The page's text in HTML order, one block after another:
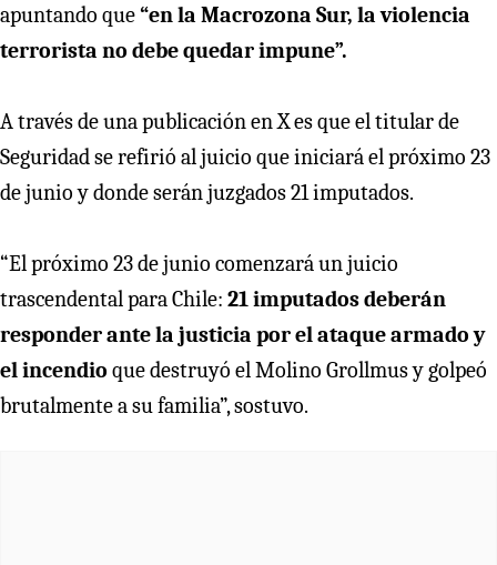
apuntando que“en la Macrozona Sur, la violencia
terrorista no debe quedar impune”.
A través de una publicación en X es que el titular de
Seguridad se refirió al juicio que iniciará el próximo 23
de junio y donde serán juzgados 21 imputados.
“El próximo 23 de junio comenzará un juicio
trascendental para Chile: 21 imputados deberán
responder ante la justicia por el ataque armado y
el incendio que destruyó el Molino Grollmus y golpeó
brutalmente a su familia”, sostuvo.